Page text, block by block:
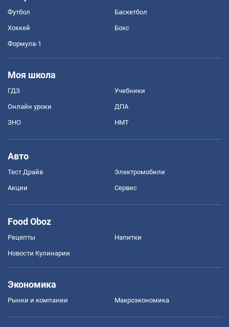
Футбол Баскетбол
Хоккей Бокс
Формула-1
Моя школа
ГДЗ Учебники
Онлайн уроки ДПА
ЗНО НМТ
Авто
Тест Драйв Электромобили
Акции Сервис
Food Oboz
Рецепты Напитки
Новости Кулинарии
Экономика
Рынки и компании Mакроэкономика